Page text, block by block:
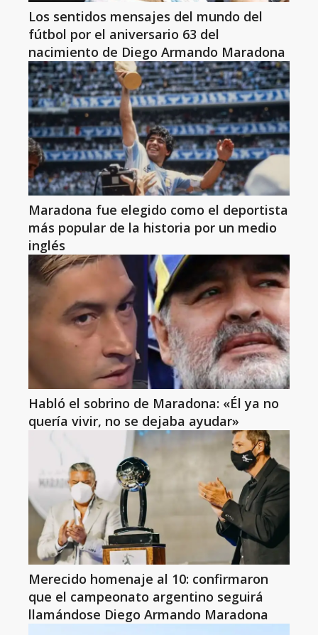
Los sentidos mensajes del mundo del
fútbol por el aniversario 63 del
nacimiento de Diego Armando Maradona
Maradona fue elegido como el deportista
más popular de la historia por un medio
inglés
Habló el sobrino de Maradona: «Él ya no
quería vivir, no se dejaba ayudar»
Merecido homenaje al 10: confirmaron
que el campeonato argentino seguirá
llamándose Diego Armando Maradona